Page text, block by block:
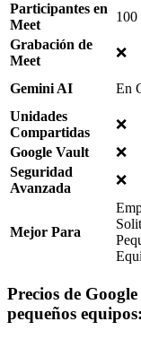
Participantes en
Meet
100
Grabación de
Meet
❌
Gemini AI En
Unidades
Compartidas
❌
Google Vault
❌
Seguridad
Avanzada
❌
Mejor Para
Precios de
pequeños